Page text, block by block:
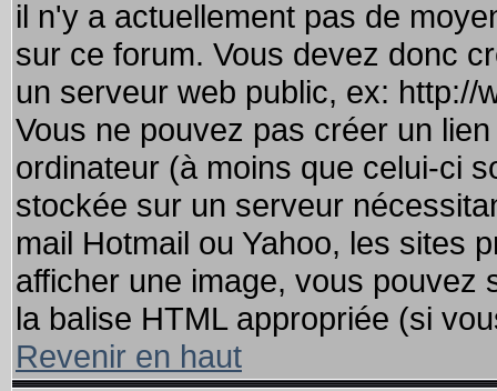
il n'y a actuellement pas de
sur ce forum. Vous devez donc
un serveur web public, ex: http://
Vous ne pouvez pas créer un
ordinateur (à moins que celui-ci
stockée sur un serveur
mail Hotmail ou Yahoo, les sites
afficher une image, vous pouvez
la balise HTML appropriée (si
Revenir en haut